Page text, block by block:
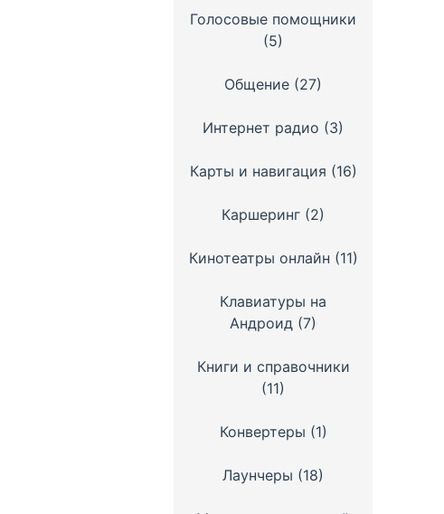
Голосовые помощники
(5)
Общение (27)
Интернет радио (3)
Карты и навигация (16)
Каршеринг (2)
Кинотеатры онлайн (11)
Клавиатуры на
Андроид (7)
Книги и справочники
(11)
Конвертеры (1)
Лаунчеры (18)